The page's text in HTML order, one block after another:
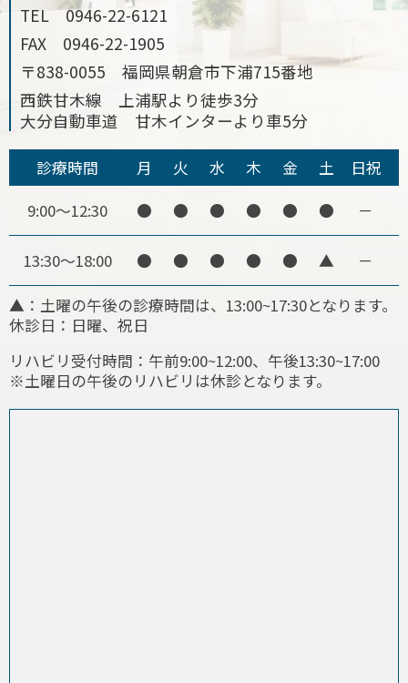
TEL0946-22-6121
FAX 0946-22-1905
〒838-0055 福岡県朝倉市下浦715番地
西鉄甘木線 上浦駅より徒歩3分
大分自動車道 甘木インターより車5分
▲：土曜の午後の診療時間は、13:00~17:30となります。
休診日：日曜、祝日
リハビリ受付時間：午前9:00~12:00、午後13:30~17:00
※土曜日の午後のリハビリは休診となります。
診療時間 月 火 水 木 金 土
日祝
9:00～12:30
● ● ● ● ● ● －
13:30～18:00 ● ● ● ● ● ▲ －